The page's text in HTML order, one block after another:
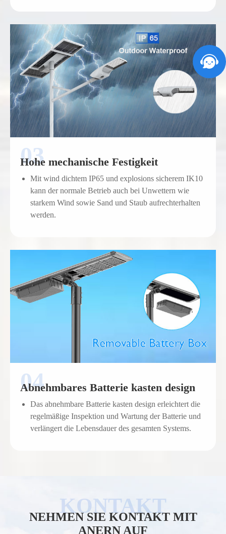
Hohe mechanische Festigkeit
Mit wind dichtem IP65 und explosions sicherem IK10
kann der normale Betrieb auch bei Unwettern wie
starkem Wind sowie Sand und Staub aufrechterhalten
werden.
Abnehmbares Batterie kasten design
Das abnehmbare Batterie kasten design erleichtert die
regelmäßige Inspektion und Wartung der Batterie und
verlängert die Lebensdauer des gesamten Systems.
NEHMEN SIE KONTAKT MIT
ANERN AUF